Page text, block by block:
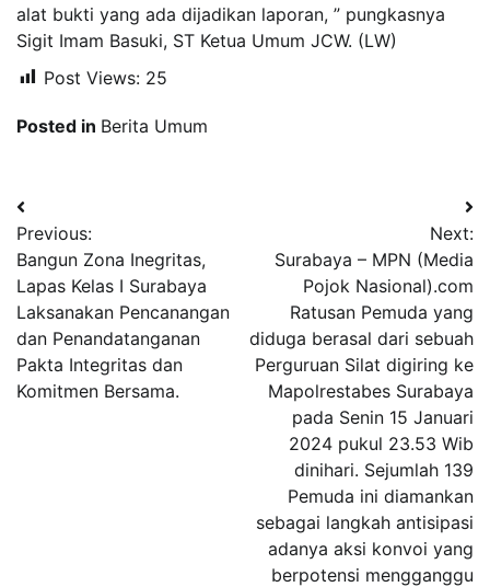
alat bukti yang ada dijadikan laporan, ” pungkasnya
Sigit Imam Basuki, ST Ketua Umum JCW. (LW)
Post Views: 25
Posted in Berita Umum
Navigasi
pos
Previous:
Bangun Zona Inegritas,
Lapas Kelas I Surabaya
Laksanakan Pencanangan
dan Penandatanganan
Pakta Integritas dan
Komitmen Bersama.
Next:
Surabaya – MPN (Media
Pojok Nasional).com
Ratusan Pemuda yang
diduga berasal dari sebuah
Perguruan Silat digiring ke
Mapolrestabes Surabaya
pada Senin 15 Januari
2024 pukul 23.53 Wib
dinihari. Sejumlah 139
Pemuda ini diamankan
sebagai langkah antisipasi
adanya aksi konvoi yang
berpotensi mengganggu